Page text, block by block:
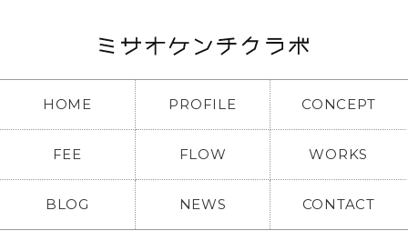
HOME PROFILE CONCEPT
FEE FLOW WORKS
BLOG NEWS CONTACT